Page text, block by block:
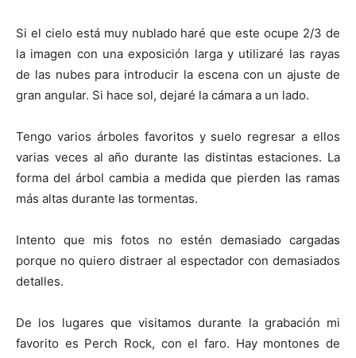
Si el cielo está muy nublado haré que este ocupe 2/3 de
la imagen con una exposición larga y utilizaré las rayas
de las nubes para introducir la escena con un ajuste de
gran angular. Si hace sol, dejaré la cámara a un lado.
Tengo varios árboles favoritos y suelo regresar a ellos
varias veces al año durante las distintas estaciones. La
forma del árbol cambia a medida que pierden las ramas
más altas durante las tormentas.
Intento que mis fotos no estén demasiado cargadas
porque no quiero distraer al espectador con demasiados
detalles.
De los lugares que visitamos durante la grabación mi
favorito es Perch Rock, con el faro. Hay montones de